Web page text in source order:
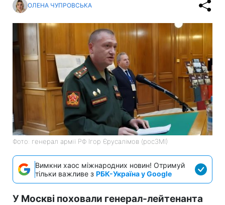
ОЛЕНА ЧУПРОВСЬКА
Фото: генерал армії РФ Ігор Єрусалімов (росЗМІ)
Вимкни хаос міжнародних новин! Отримуй
тільки важливе з РБК-Україна у Google
У Москві поховали генерал-лейтенанта